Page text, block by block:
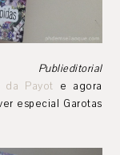
Publieditorial
da Payot e agora
especial Garotas